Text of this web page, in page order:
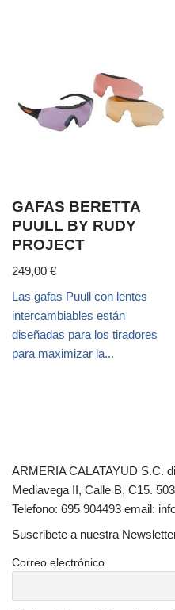
GAFAS BERETTA
PUULL BY RUDY
PROJECT
249,00 €
Las gafas Puull con lentes
intercambiables están
diseñadas para los tiradores
para maximizar la...
ARMERIA CALATAYUD S.C.
Mediavega II, Calle B, C15.
Telefono: 695 904493 email:
Suscribete a nuestra
Correo electrónico